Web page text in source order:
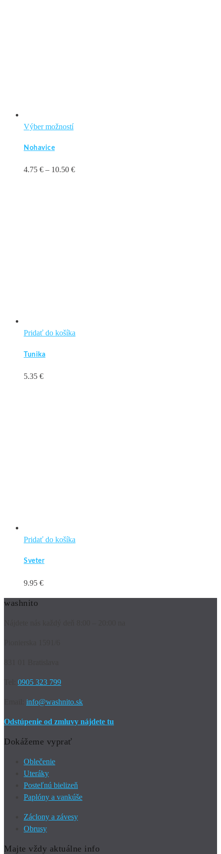
Výber možnostíTento
variantov.
Nohavice
4.75 € – 10.50 €Price
Pridať do košíka
Tunika
5.35 €
Pridať do košíka
Sveter
9.95 €
washnito
0905 323 799
info@washnito.sk
Odstúpenie od zmluvy nájdete tu
Dokážeme vyprať
Oblečenie
Uteráky
Posteľnú bielizeň
Paplóny a vankúše
Záclony a závesy
Obrusy
Majte vždy aktuálne info